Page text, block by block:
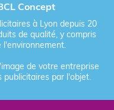
Concept
à Lyon depuis 20
de qualité, y compris
de votre entreprise
publicitaires par l'objet.